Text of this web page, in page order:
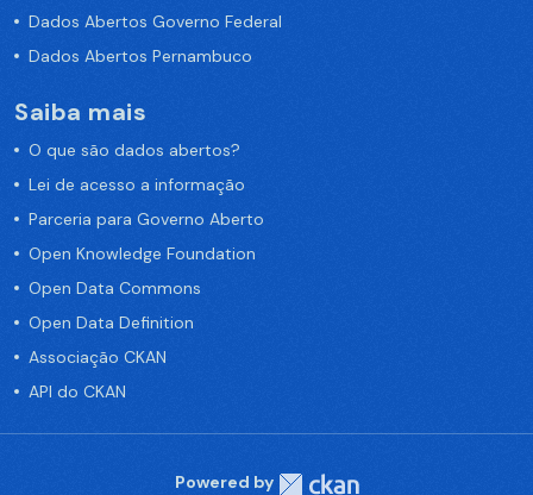
Dados Abertos Governo Federal
Dados Abertos Pernambuco
Saiba mais
O que são dados abertos?
Lei de acesso a informação
Parceria para Governo Aberto
Open Knowledge Foundation
Open Data Commons
Open Data Definition
Associação CKAN
API do CKAN
Powered by